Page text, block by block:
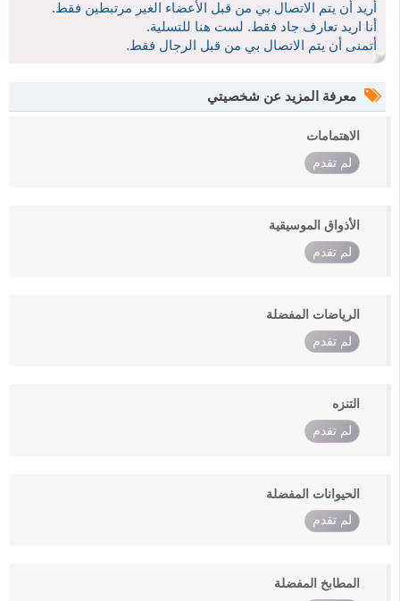
أريد أن يتم الاتصال بي من قبل الأعضاء الغير مرتبطين فقط.
أنا اريد تعارف جاد فقط. لست هنا للتسلية.
أتمنى أن يتم الاتصال بي من قبل الرجال فقط.
معرفة المزيد عن شخصيتي
الاهتمامات
لم تقدم
الأذواق الموسيقية
لم تقدم
الرياضات المفضلة
لم تقدم
التنزه
لم تقدم
الحيوانات المفضلة
لم تقدم
المطابخ المفضلة